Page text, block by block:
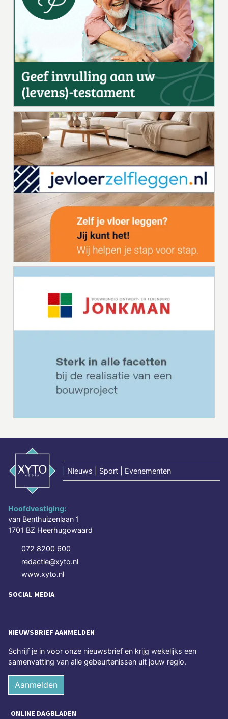
Nieuws | Sport | Evenementen
Hoofdvestiging:
van Benthuizenlaan 1
1701 BZ Heerhugowaard
072 8200 600
redactie@xyto.nl
www.xyto.nl
SOCIAL MEDIA
NIEUWSBRIEF AANMELDEN
Schrijf je in voor onze nieuwsbrief en krijg wekelijks een
samenvatting van alle gebeurtenissen uit jouw regio.
Aanmelden
ONLINE DAGBLADEN